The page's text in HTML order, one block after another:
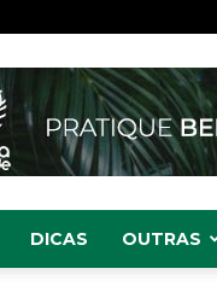
DICAS OUTRAS